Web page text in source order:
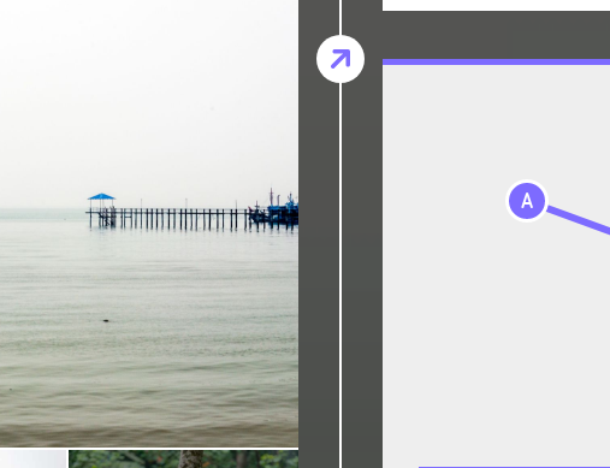
A